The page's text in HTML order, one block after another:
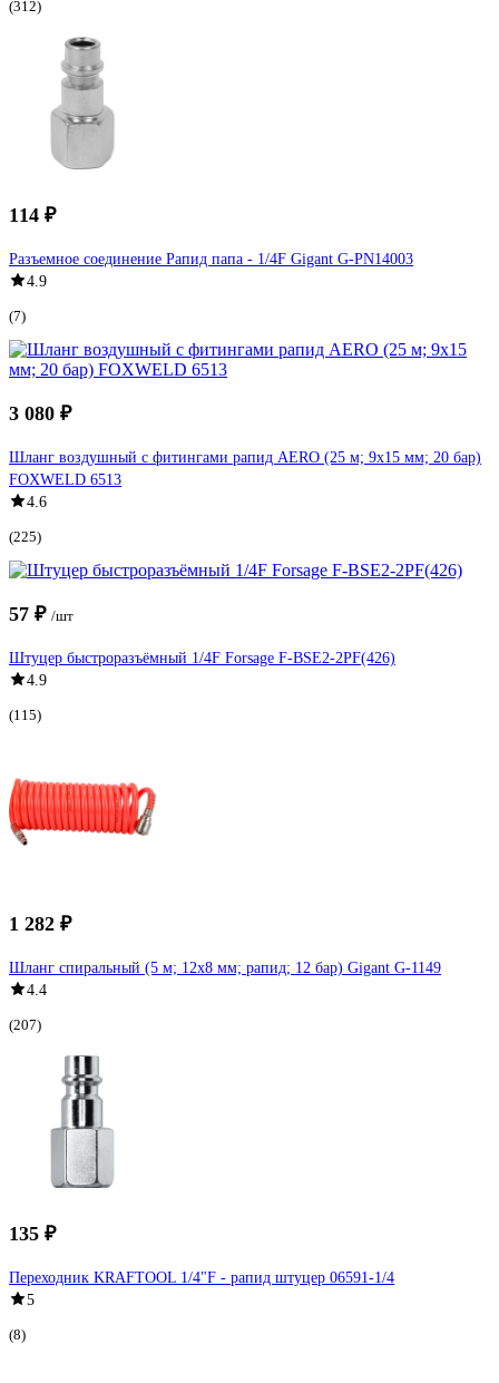
(312)
114 ₽
Разъемное соединение Рапид папа - 1/4F Gigant G-PN14003
4.9
(7)
3 080 ₽
Шланг воздушный с фитингами рапид AERO (25 м; 9x15 мм; 20 бар)
FOXWELD 6513
4.6
(225)
57 ₽ /шт
Штуцер быстроразъёмный 1/4F Forsage F-BSE2-2PF(426)
4.9
(115)
1 282 ₽
Шланг спиральный (5 м; 12х8 мм; рапид; 12 бар) Gigant G-1149
4.4
(207)
135 ₽
Переходник KRAFTOOL 1/4"F - рапид штуцер 06591-1/4
5
(8)